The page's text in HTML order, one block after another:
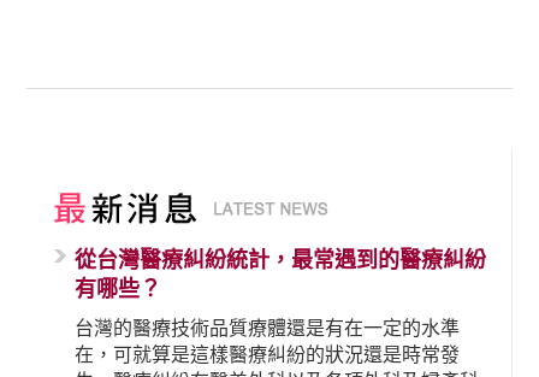
從台灣醫療糾紛統計，最常遇到的醫療糾紛
有哪些？
台灣的醫療技術品質療體還是有在一定的水準
在，可就算是這樣醫療糾紛的狀況還是時常發